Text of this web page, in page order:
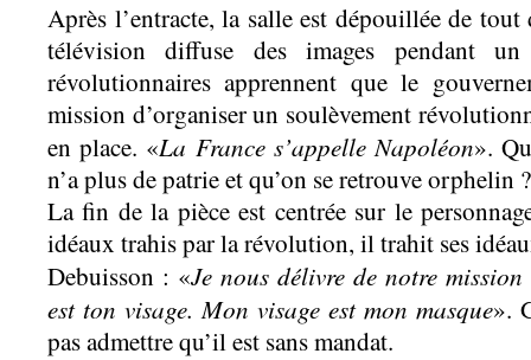
Après l’entracte, la salle est dépouillée de
télévision diffuse des images pendant
révolutionnaires apprennent que le
mission d’organiser un soulèvement
en place. «La France s’appelle Napoléon».
n’a plus de patrie et qu’on se retrouve orphelin ?
La fin de la pièce est centrée sur le
idéaux trahis par la révolution, il trahit ses
Debuisson : «Je nous délivre de notre
est ton visage. Mon visage est mon masque».
pas admettre qu’il est sans mandat.